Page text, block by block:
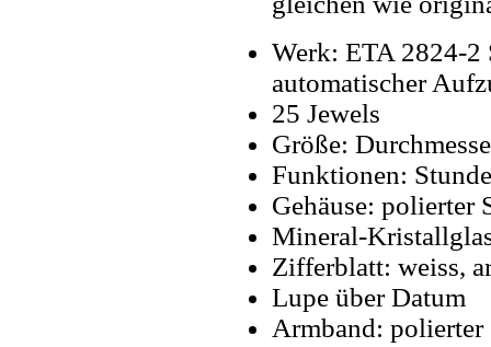
Werk: ETA 2824-2
automatischer
25 Jewels
Größe:
Funktionen:
Gehäuse: polierter
Mineral-
Zifferblatt: weiss,
Lupe über Datum
Armband: polierter